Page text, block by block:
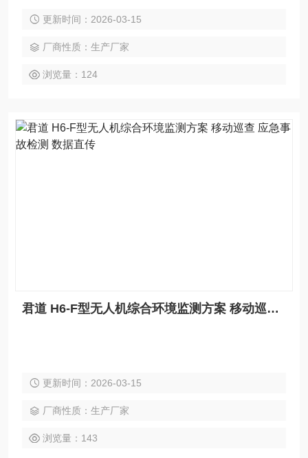
更新时间：2026-03-15
厂商性质：生产厂家
浏览量：124
君道 H6-F型无人机综合环境监测方案 移动巡查 应急事故检测 数据直传
更新时间：2026-03-15
厂商性质：生产厂家
浏览量：143